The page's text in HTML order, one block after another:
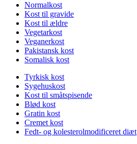
Normalkost
Kost til gravide
Kost til ældre
Vegetarkost
Veganerkost
Pakistansk kost
Somalisk kost
Tyrkisk kost
Sygehuskost
Kost til småtspisende
Blød kost
Gratin kost
Cremet kost
Fedt- og kolesterolmodificeret diæt